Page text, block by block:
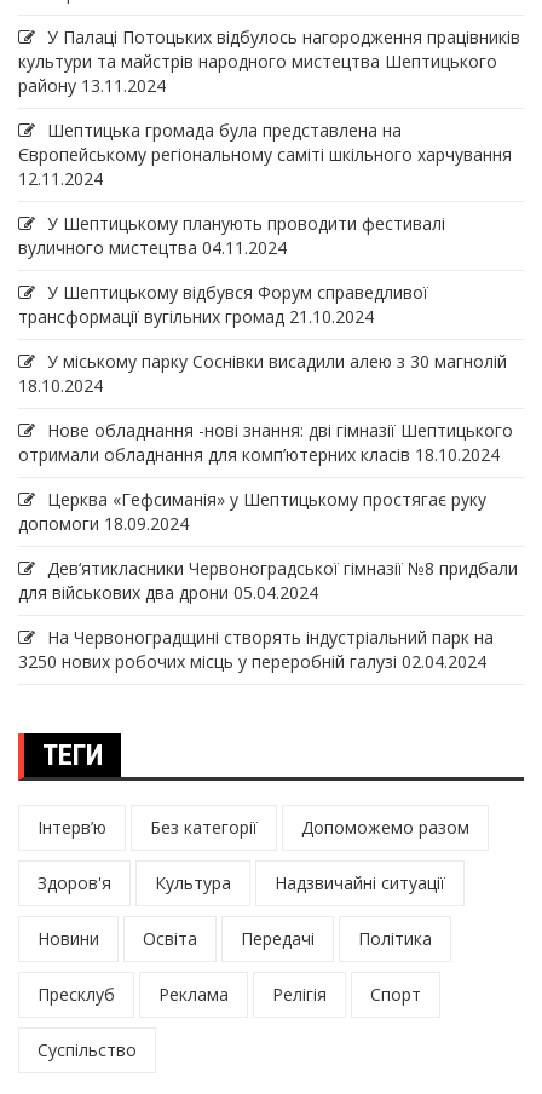
У Палаці Потоцьких відбулось нагородження працівників
культури та майстрів народного мистецтва Шептицького
району 13.11.2024
Шептицька громада була представлена на
Європейському регіональному саміті шкільного харчування
12.11.2024
У Шептицькому планують проводити фестивалі
вуличного мистецтва 04.11.2024
У Шептицькому відбувся Форум справедливої
трансформації вугільних громад 21.10.2024
У міському парку Соснівки висадили алею з 30 магнолій
18.10.2024
Нове обладнання -нові знання: дві гімназії Шептицького
отримали обладнання для комп’ютерних класів 18.10.2024
Церква «Гефсиманія» у Шептицькому простягає руку
допомоги 18.09.2024
Дев‘ятикласники Червоноградської гімназії №8 придбали
для військових два дрони 05.04.2024
На Червоноградщині створять індустріальний парк на
3250 нових робочих місць у переробній галузі 02.04.2024
ТЕГИ
Інтерв’ю Без категорії Допоможемо разом
Здоров'я Культура Надзвичайні ситуації
Новини Освіта Передачі Політика
Пресклуб Реклама Релігія Спорт
Суспільство